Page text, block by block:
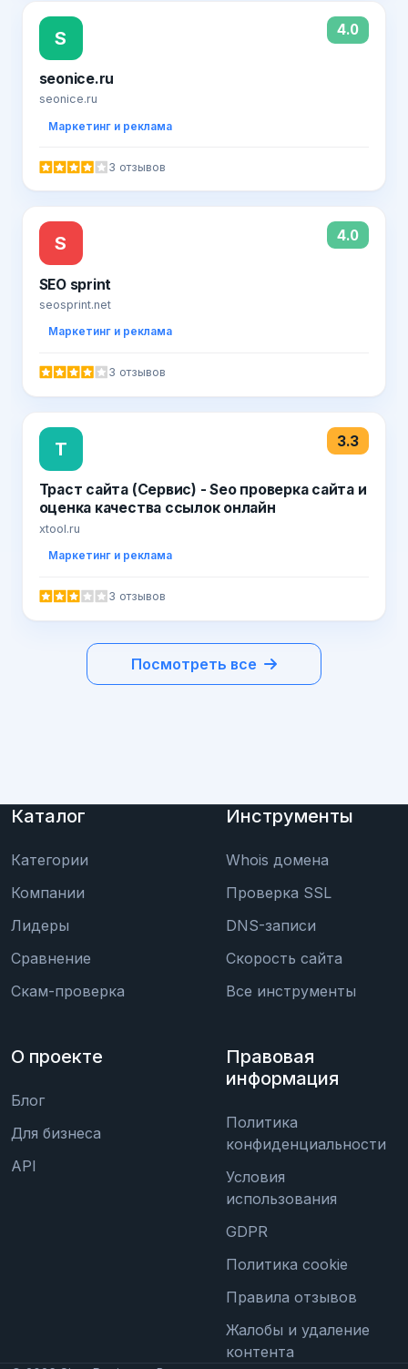
S 4.0
seonice.ru
seonice.ru
Маркетинг и реклама
3 отзывов
S 4.0
SEO sprint
seosprint.net
Маркетинг и реклама
3 отзывов
Т 3.3
Траст сайта (Сервис) - Seo проверка сайта и
оценка качества ссылок онлайн
xtool.ru
Маркетинг и реклама
3 отзывов
Посмотреть все
Каталог
Категории
Компании
Лидеры
Сравнение
Скам-проверка
Инструменты
Whois домена
Проверка SSL
DNS-записи
Скорость сайта
Все инструменты
О проекте
Блог
Для бизнеса
API
Правовая
информация
Политика
конфиденциальности
Условия
использования
GDPR
Политика cookie
Правила отзывов
Жалобы и удаление
контента